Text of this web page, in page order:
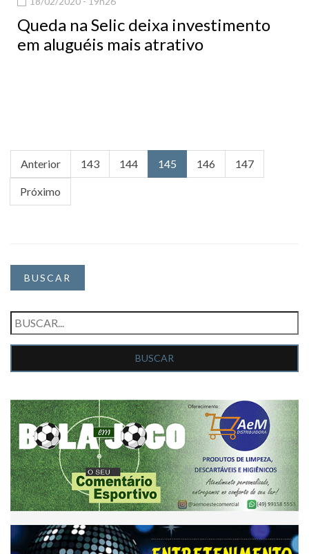
Queda na Selic deixa investimento
em aluguéis mais atrativo
Anterior 143 144 145 146 147
Próximo
BUSCAR